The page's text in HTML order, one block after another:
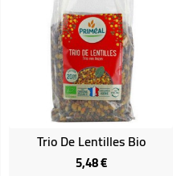
Trio De Lentilles Bio
5,48 €Prix